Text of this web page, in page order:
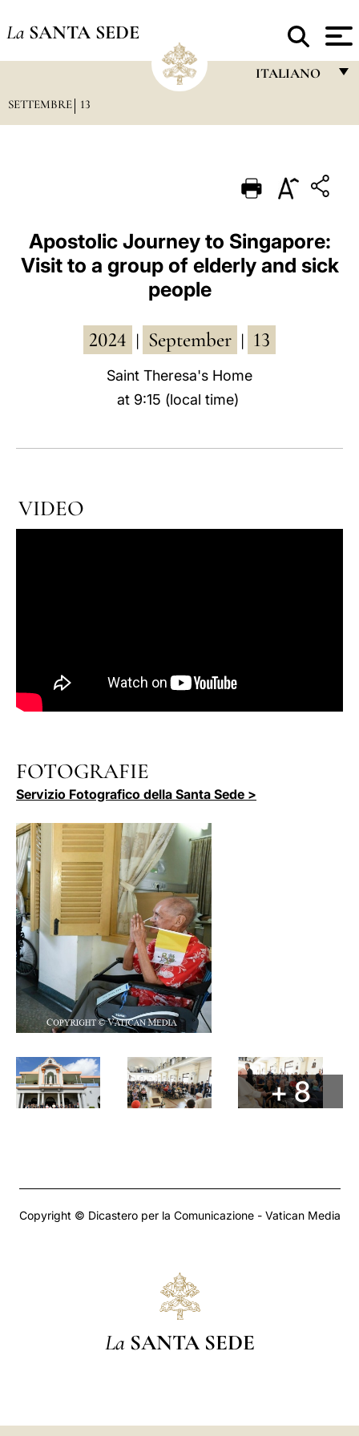
La SANTA SEDE
ITALIANO
PORTUGUÊS
DEUTSCH
العربيّة
中文
SETTEMBRE 13
Apostolic Journey to Singapore:
Visit to a group of elderly and sick
people
2024 September 13
Saint Theresa's Home
at 9:15 (local time)
VIDEO
FOTOGRAFIE
Servizio Fotografico della Santa Sede >
+ 8
Copyright © Dicastero per la Comunicazione - Vatican Media
La SANTA SEDE